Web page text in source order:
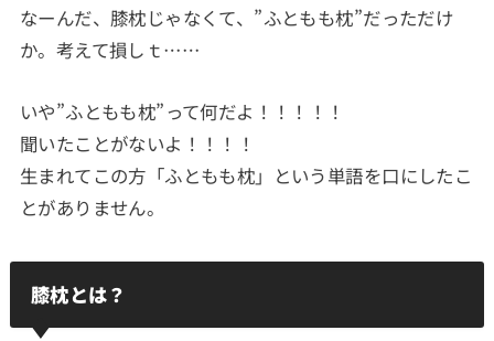
なーんだ、膝枕じゃなくて、”ふともも枕”だっただけ
か。考えて損しｔ……
いや”ふともも枕”って何だよ！！！！！
聞いたことがないよ！！！！
生まれてこの方「ふともも枕」という単語を口にしたこ
とがありません。
膝枕とは？